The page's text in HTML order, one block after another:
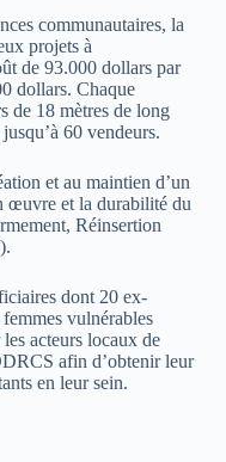
communautaires, la
projets à
de 93.000 dollars par
dollars. Chaque
de 18 mètres de long
60 vendeurs.
et au maintien d’un
œuvre et la durabilité du
Réinsertion
dont 20 ex-
vulnérables
acteurs locaux de
afin d’obtenir leur
en leur sein.